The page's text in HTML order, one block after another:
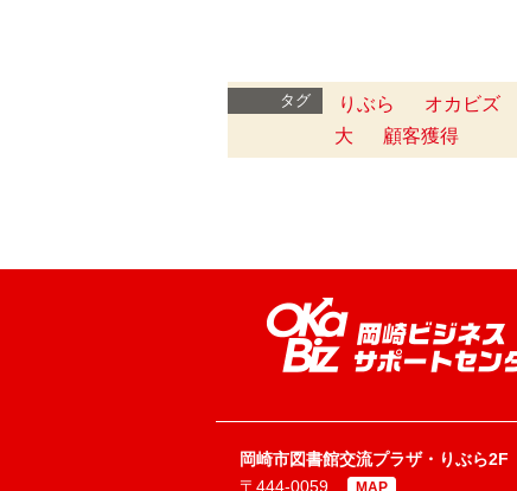
タグ りぶら オカビズ
大
顧客獲得
岡崎市図書館交流プラザ・りぶら2F
〒444-0059
MAP